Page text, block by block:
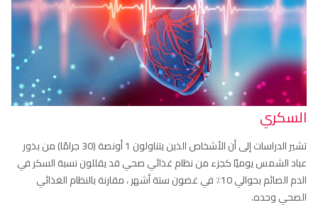
السكري
تشير الدراسات إلى أن الأشخاص الذين يتناولون 1 أونصة (30 جرامًا) من بذور
عباد الشمس يوميًا كجزء من نظام غذائي صحي قد يقللون نسبة السكر في
الدم الصائم بحوالي 10٪ في غضون ستة أشهر ، مقارنة بالنظام الغذائي
الصحي وحده.